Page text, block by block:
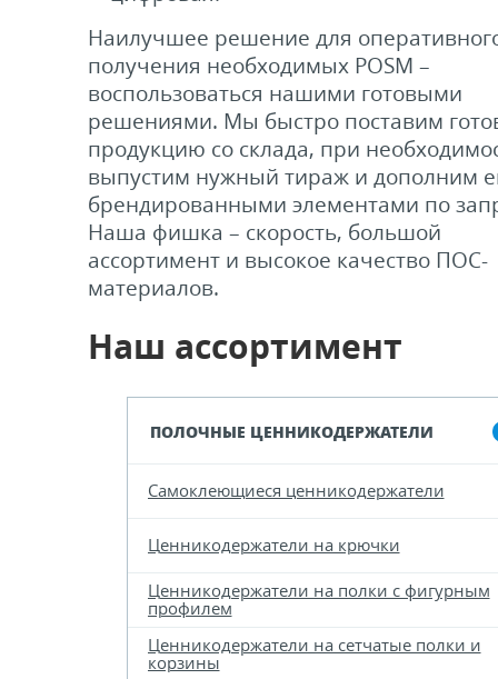
Наилучшее решение для
получения необходимых POSM –
воспользоваться нашими готовыми
решениями. Мы быстро поставим
продукцию со склада, при
выпустим нужный тираж и дополним
брендированными элементами по
Наша фишка – скорость, большой
ассортимент и высокое качество ПОС-
материалов.
Наш ассортимент
ПОЛОЧНЫЕ ЦЕННИКОДЕРЖАТЕЛИ
Самоклеющиеся ценникодержатели
Ценникодержатели на крючки
Ценникодержатели на полки с фигурным
профилем
Ценникодержатели на сетчатые полки и
корзины